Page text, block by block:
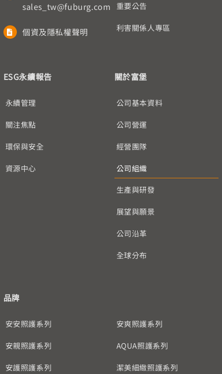
sales_tw@fuburg.com
個資及隱私權聲明
重要公告
利害關係人專區
ESG永續報告
永續管理
關注焦點
環保與安全
資源中心
關於富堡
公司基本資料
公司營運
經營團隊
公司組織
生產與研發
展望與願景
公司沿革
全球分布
品牌
安安照護系列
安親照護系列
安護照護系列
安爽照護系列
AQUA照護系列
潔美細緻照護系列